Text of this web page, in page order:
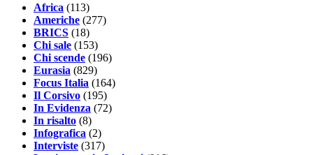
Africa (113)
Americhe (277)
BRICS (18)
Chi sale (153)
Chi scende (196)
Eurasia (829)
Focus Italia (164)
Il Corsivo (195)
In Evidenza (72)
In risalto (8)
Infografica (2)
Interviste (317)